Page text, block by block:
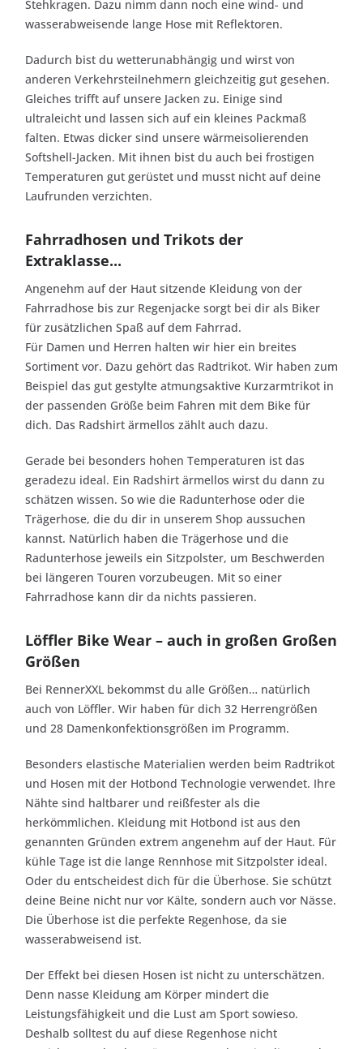
Stehkragen. Dazu nimm dann noch eine wind- und
wasserabweisende lange Hose mit Reflektoren.
Dadurch bist du wetterunabhängig und wirst von
anderen Verkehrsteilnehmern gleichzeitig gut gesehen.
Gleiches trifft auf unsere Jacken zu. Einige sind
ultraleicht und lassen sich auf ein kleines Packmaß
falten. Etwas dicker sind unsere wärmeisolierenden
Softshell-Jacken. Mit ihnen bist du auch bei frostigen
Temperaturen gut gerüstet und musst nicht auf deine
Laufrunden verzichten.
Fahrradhosen und Trikots der
Extraklasse...
Angenehm auf der Haut sitzende Kleidung von der
Fahrradhose bis zur Regenjacke sorgt bei dir als Biker
für zusätzlichen Spaß auf dem Fahrrad.
Für Damen und Herren halten wir hier ein breites
Sortiment vor. Dazu gehört das Radtrikot. Wir haben zum
Beispiel das gut gestylte atmungsaktive Kurzarmtrikot in
der passenden Größe beim Fahren mit dem Bike für
dich. Das Radshirt ärmellos zählt auch dazu.
Gerade bei besonders hohen Temperaturen ist das
geradezu ideal. Ein Radshirt ärmellos wirst du dann zu
schätzen wissen. So wie die Radunterhose oder die
Trägerhose, die du dir in unserem Shop aussuchen
kannst. Natürlich haben die Trägerhose und die
Radunterhose jeweils ein Sitzpolster, um Beschwerden
bei längeren Touren vorzubeugen. Mit so einer
Fahrradhose kann dir da nichts passieren.
Löffler Bike Wear – auch in großen Großen
Größen
Bei RennerXXL bekommst du alle Größen… natürlich
auch von Löffler. Wir haben für dich 32 Herrengrößen
und 28 Damenkonfektionsgrößen im Programm.
Besonders elastische Materialien werden beim Radtrikot
und Hosen mit der Hotbond Technologie verwendet. Ihre
Nähte sind haltbarer und reißfester als die
herkömmlichen. Kleidung mit Hotbond ist aus den
genannten Gründen extrem angenehm auf der Haut. Für
kühle Tage ist die lange Rennhose mit Sitzpolster ideal.
Oder du entscheidest dich für die Überhose. Sie schützt
deine Beine nicht nur vor Kälte, sondern auch vor Nässe.
Die Überhose ist die perfekte Regenhose, da sie
wasserabweisend ist.
Der Effekt bei diesen Hosen ist nicht zu unterschätzen.
Denn nasse Kleidung am Körper mindert die
Leistungsfähigkeit und die Lust am Sport sowieso.
Deshalb solltest du auf diese Regenhose nicht